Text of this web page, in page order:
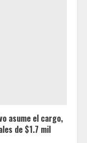
asume el cargo,
de $1.7 mil